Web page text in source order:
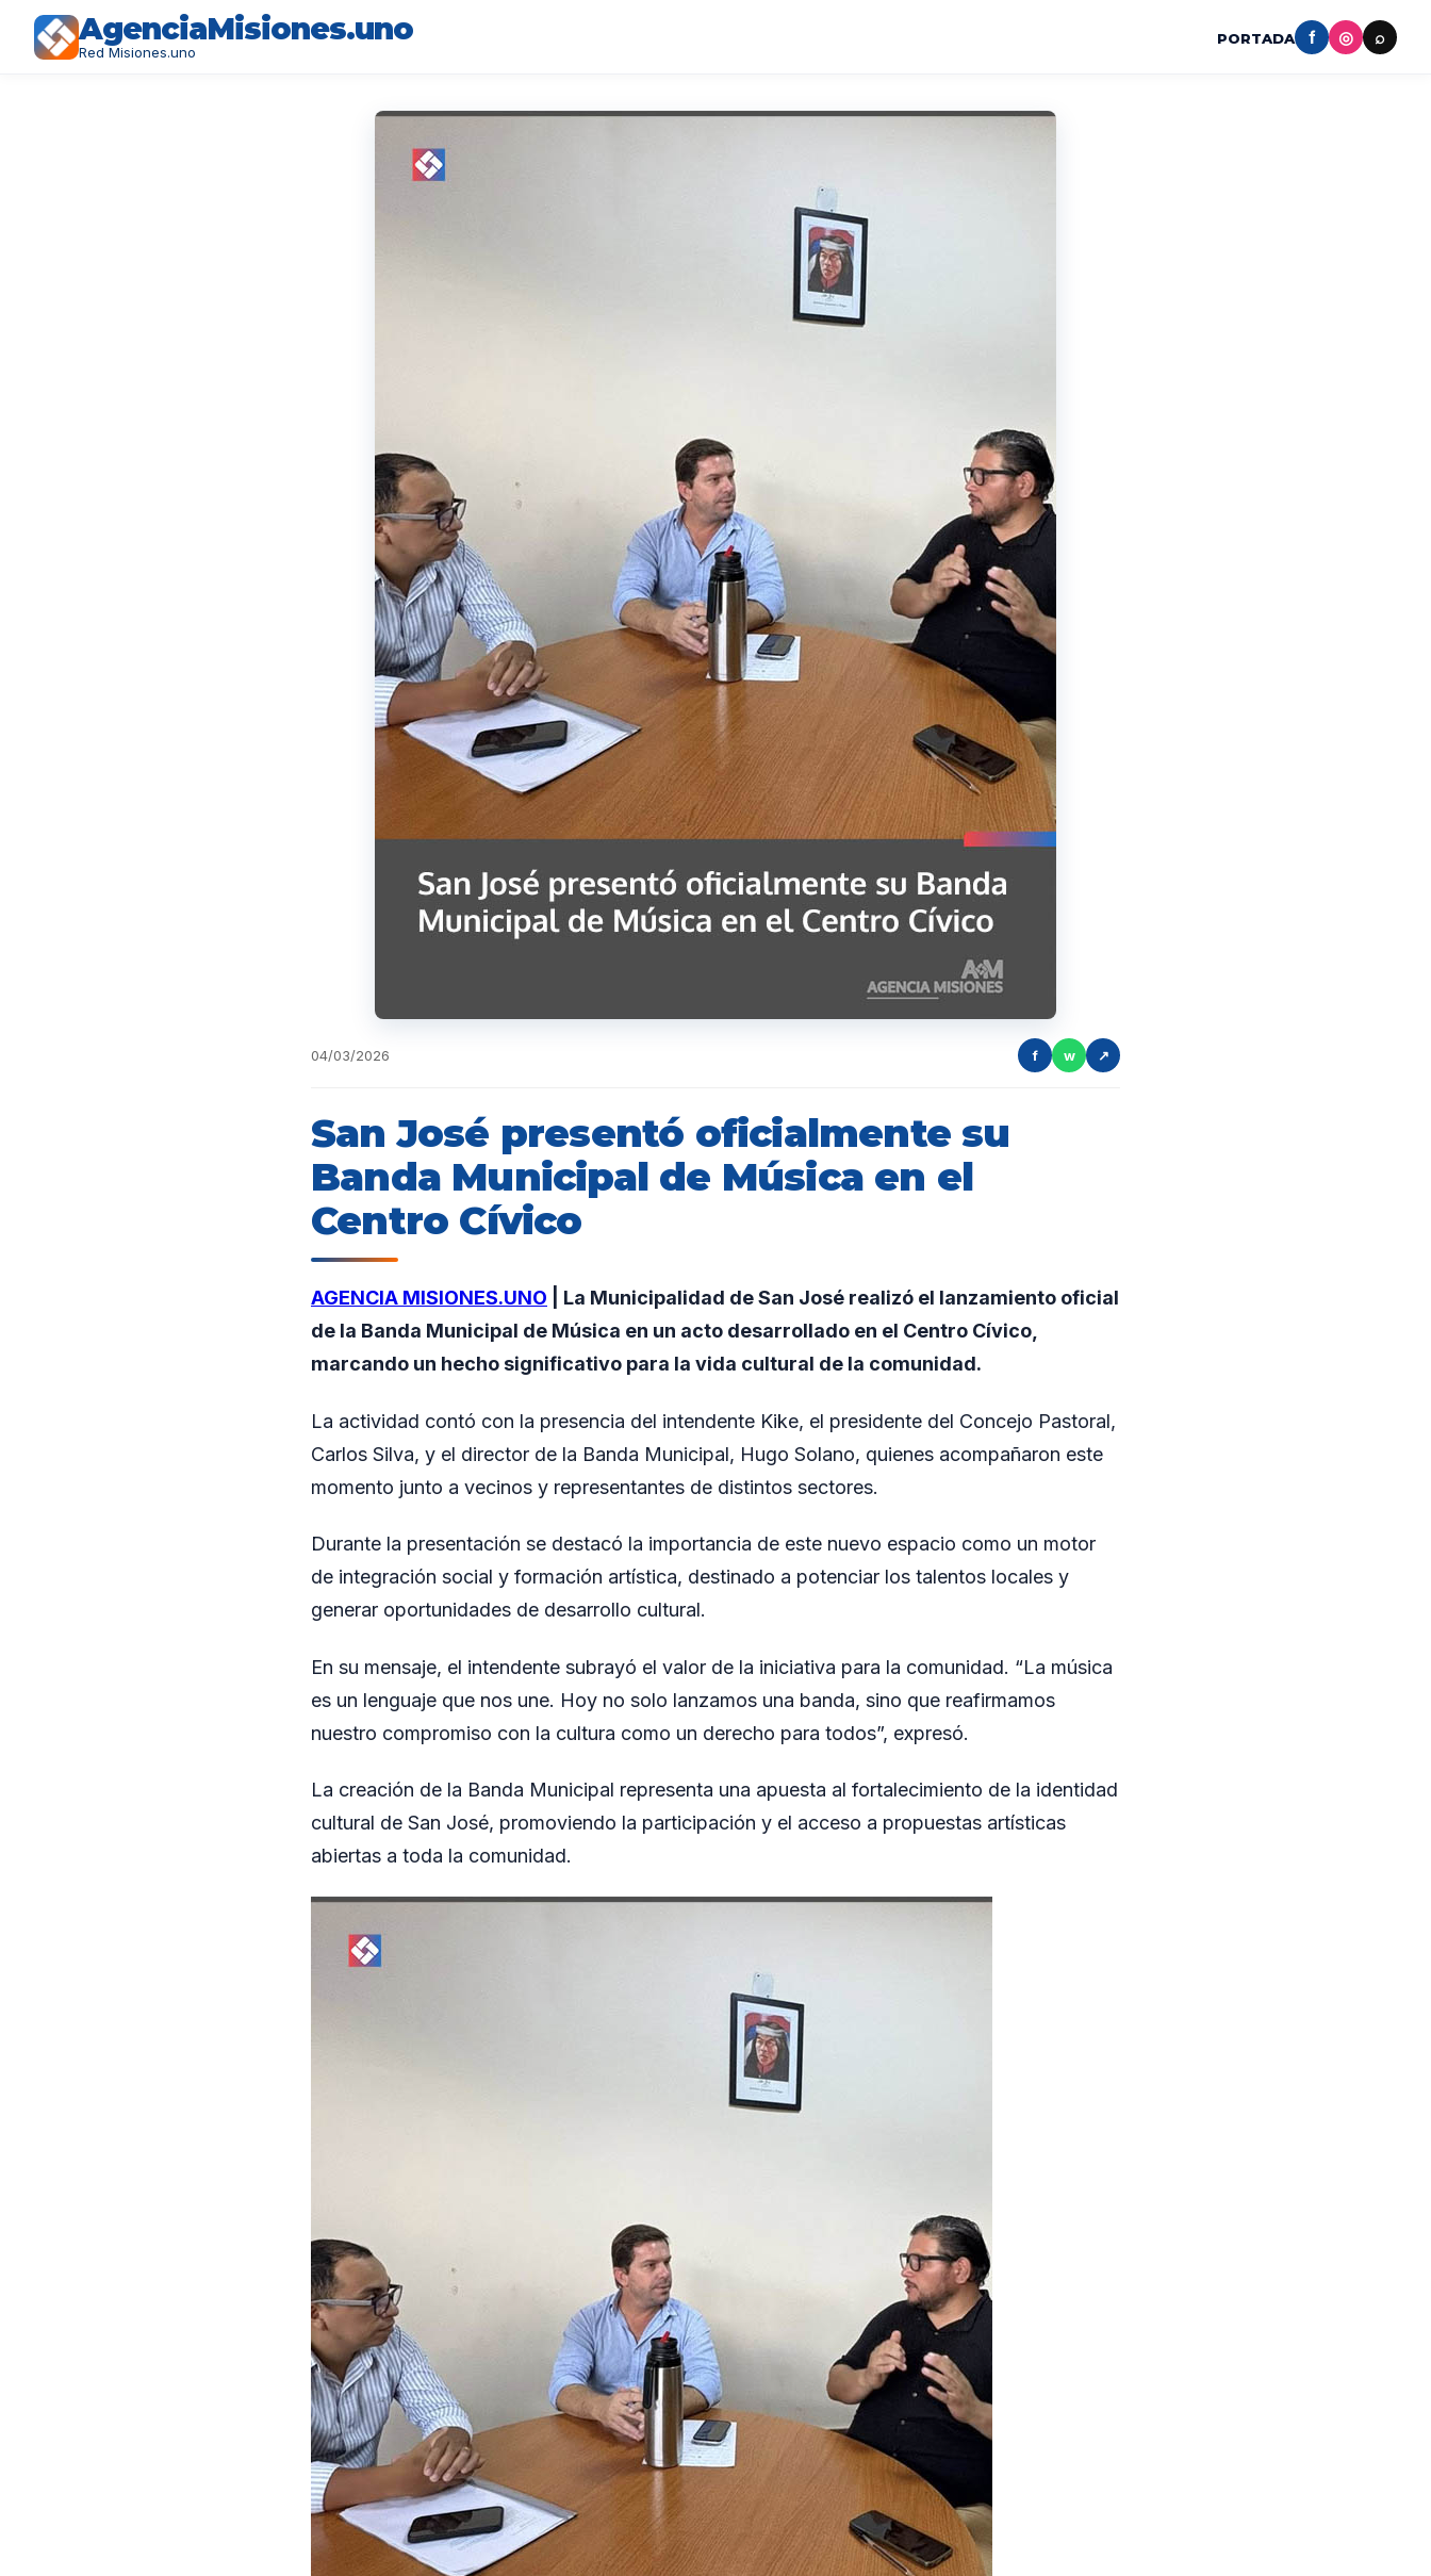
AgenciaMisiones.uno
Red Misiones.uno
PORTADA f ◎ ⌕
04/03/2026 f w ↗
San José presentó oficialmente su
Banda Municipal de Música en el
Centro Cívico
AGENCIA MISIONES.UNO | La Municipalidad de San José realizó el lanzamiento oficial
de la Banda Municipal de Música en un acto desarrollado en el Centro Cívico,
marcando un hecho significativo para la vida cultural de la comunidad.
La actividad contó con la presencia del intendente Kike, el presidente del Concejo Pastoral,
Carlos Silva, y el director de la Banda Municipal, Hugo Solano, quienes acompañaron este
momento junto a vecinos y representantes de distintos sectores.
Durante la presentación se destacó la importancia de este nuevo espacio como un motor
de integración social y formación artística, destinado a potenciar los talentos locales y
generar oportunidades de desarrollo cultural.
En su mensaje, el intendente subrayó el valor de la iniciativa para la comunidad. “La música
es un lenguaje que nos une. Hoy no solo lanzamos una banda, sino que reafirmamos
nuestro compromiso con la cultura como un derecho para todos”, expresó.
La creación de la Banda Municipal representa una apuesta al fortalecimiento de la identidad
cultural de San José, promoviendo la participación y el acceso a propuestas artísticas
abiertas a toda la comunidad.